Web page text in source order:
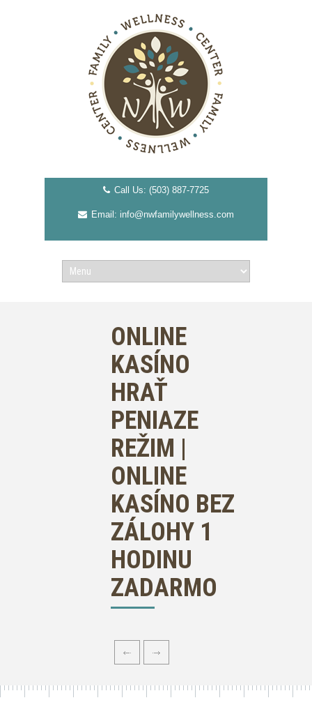
Call Us: (503) 887-7725
Email: info@nwfamilywellness.com
ONLINE
KASÍNO
HRAŤ
PENIAZE
REŽIM |
ONLINE
KASÍNO BEZ
ZÁLOHY 1
HODINU
ZADARMO